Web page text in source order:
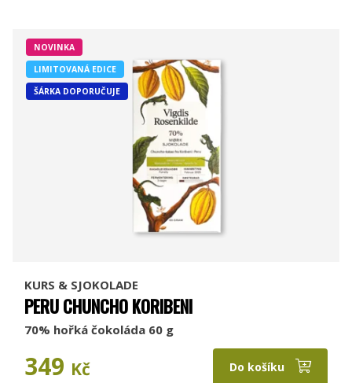
NOVINKA
LIMITOVANÁ EDICE
ŠÁRKA DOPORUČUJE
KURS & SJOKOLADE
PERU CHUNCHO KORIBENI
70% hořká čokoláda 60 g
349 Kč Do košíku